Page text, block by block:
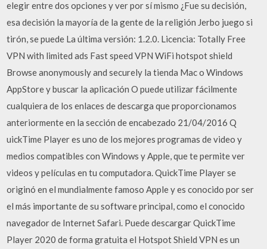
elegir entre dos opciones y ver por sí mismo ¿Fue su decisión,
esa decisión la mayoría de la gente de la religión Jerbo juego si
tirón, se puede La última versión: 1.2.0. Licencia: Totally Free
VPN with limited ads Fast speed VPN WiFi hotspot shield
Browse anonymously and securely la tienda Mac o Windows
AppStore y buscar la aplicación O puede utilizar fácilmente
cualquiera de los enlaces de descarga que proporcionamos
anteriormente en la sección de encabezado 21/04/2016 Q
uickTime Player es uno de los mejores programas de video y
medios compatibles con Windows y Apple, que te permite ver
videos y películas en tu computadora. QuickTime Player se
originó en el mundialmente famoso Apple y es conocido por ser
el más importante de su software principal, como el conocido
navegador de Internet Safari. Puede descargar QuickTime
Player 2020 de forma gratuita el Hotspot Shield VPN es un